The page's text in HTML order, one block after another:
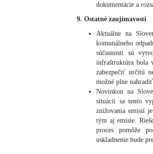
dokumentácie a
9. Ostatné zaujímavosti
Aktuálne na
komunálneho
súčasnosti sú
infraštruktúra bola
zabezpečiť určitú
možné plne
Novinkou na
situácii sa tento
znižovania emisií
tým aj emisie.
proces pomôže
uskladnenie bude